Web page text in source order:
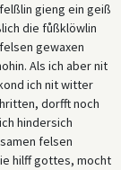
gieng ein geiß
die fůßklöwlin
gewaxen
Als ich aber nit
ich nit witter
dorfft noch
hindersich
felsen
hilff gottes, mocht